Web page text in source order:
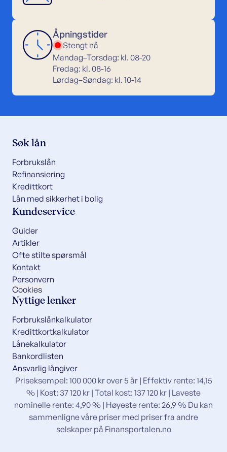
Åpningstider
Stengt nå
Mandag–Torsdag: kl. 08-20
Fredag: kl. 08-16
Lørdag–Søndag: kl. 10-14
Søk lån
Forbrukslån
Refinansiering
Kredittkort
Lån med sikkerhet i bolig
Kundeservice
Guider
Artikler
Ofte stilte spørsmål
Kontakt
Personvern
Cookies
Nyttige lenker
Forbrukslånkalkulator
Kredittkortkalkulator
Lånekalkulator
Bankordlisten
Ansvarlig långiver
Priseksempel: 100 000 kr over 5 år | Effektiv rente: 14,15
% | Kost: 37 120 kr | Total kost: 137 120 kr | Laveste
nominelle rente: 4,90 % | Høyeste rente: 26,9 % Du kan
sammenligne våre priser med priser fra andre
selskaper på Finansportalen.no